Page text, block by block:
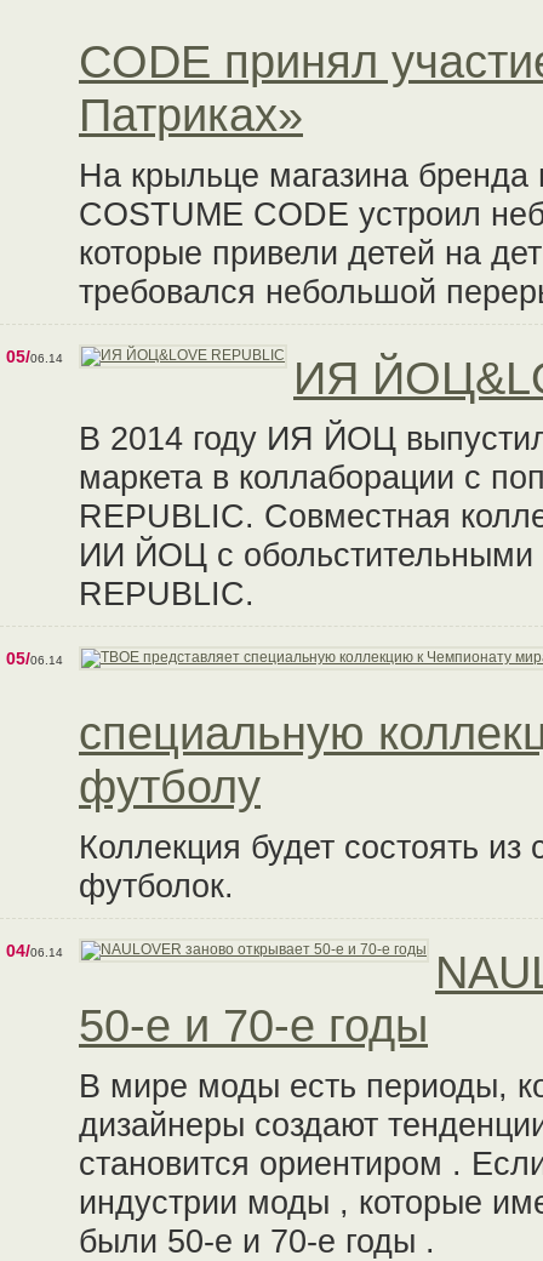
CODE принял
Патриках»
На крыльце магазина
COSTUME CODE устроил
которые привели детей на
требовался небольшой
05/06.14 ИЯ
В 2014 году ИЯ ЙОЦ
маркета в коллаборации с
REPUBLIC. Совместная
ИИ ЙОЦ с обольстительными
REPUBLIC.
05/06.14
специальную
футболу
Коллекция будет состоять
футболок.
04/06.14
50-е и 70-е годы
В мире моды есть периоды,
дизайнеры создают
становится ориентиром .
индустрии моды , которые
были 50-е и 70-е годы .